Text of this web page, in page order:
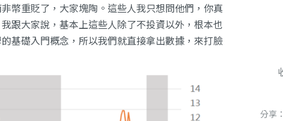
幣重貶了，大家塊陶。這些人我只想問他們，你真
跟大家說，基本上這些人除了不投資以外，根本也
基礎入門概念，所以我們就直接拿出數據，來打臉
分享：